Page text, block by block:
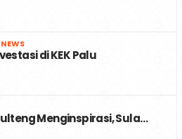
NEWS
di KEK Palu
Menginspirasi, Sula…